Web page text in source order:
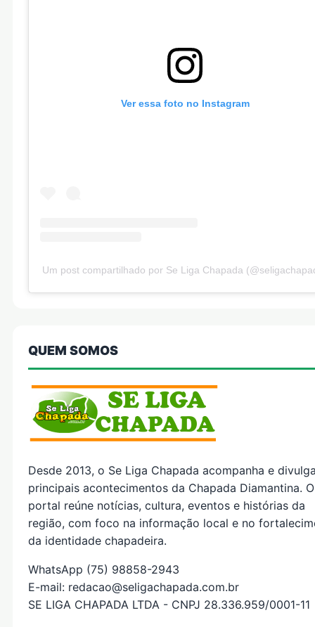
Ver essa foto no Instagram
Um post compartilhado por Se Liga Chapada
QUEM SOMOS
Desde 2013, o Se Liga Chapada acompanha e
principais acontecimentos da Chapada Diamantina. O
portal reúne notícias, cultura, eventos e histórias da
região, com foco na informação local e no
da identidade chapadeira.
WhatsApp (75) 98858-2943
E-mail: redacao@seligachapada.com.br
SE LIGA CHAPADA LTDA - CNPJ 28.336.959/0001-11